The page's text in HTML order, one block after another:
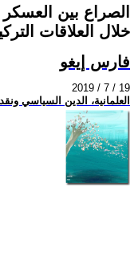
الصراع بين
خلال العلاقات
فارس إيغو
2019 / 7 / 19
العلمانية، الدين السياسي